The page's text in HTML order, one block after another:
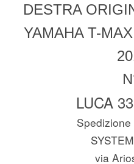
DESTRA
YAMAHA T-
LUCA
via